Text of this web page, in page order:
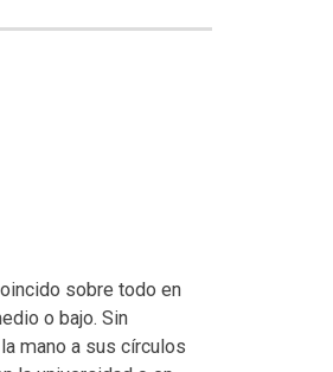
sobre todo en
o bajo. Sin
mano a sus círculos